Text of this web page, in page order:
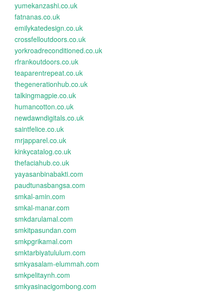
yumekanzashi.co.uk
fatnanas.co.uk
emilykatedesign.co.uk
crossfelloutdoors.co.uk
yorkroadreconditioned.co.uk
rfrankoutdoors.co.uk
teaparentrepeat.co.uk
thegenerationhub.co.uk
talkingmagpie.co.uk
humancotton.co.uk
newdawndigitals.co.uk
saintfelice.co.uk
mrjapparel.co.uk
kinkycatalog.co.uk
thefaciahub.co.uk
yayasanbinabakti.com
paudtunasbangsa.com
smkal-amin.com
smkal-manar.com
smkdarulamal.com
smkitpasundan.com
smkpgrikamal.com
smktarbiyatululum.com
smkyasalam-elummah.com
smkpelitaynh.com
smkyasinacigombong.com